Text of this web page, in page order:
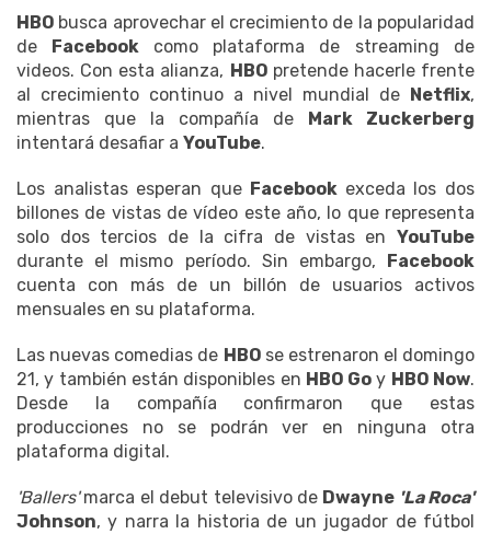
HBO busca aprovechar el crecimiento de la popularidad
de Facebook como plataforma de streaming de
videos. Con esta alianza, HBO pretende hacerle frente
al crecimiento continuo a nivel mundial de Netflix,
mientras que la compañía de Mark Zuckerberg
intentará desafiar a YouTube.
Los analistas esperan que Facebook exceda los dos
billones de vistas de vídeo este año, lo que representa
solo dos tercios de la cifra de vistas en YouTube
durante el mismo período. Sin embargo, Facebook
cuenta con más de un billón de usuarios activos
mensuales en su plataforma.
Las nuevas comedias de HBO se estrenaron el domingo
21, y también están disponibles en HBO Go y HBO Now.
Desde la compañía confirmaron que estas
producciones no se podrán ver en ninguna otra
plataforma digital.
'Ballers'marca el debut televisivo de Dwayne 'La Roca'
Johnson, y narra la historia de un jugador de fútbol